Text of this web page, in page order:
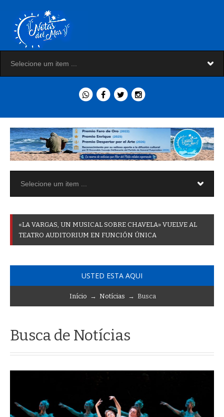
«LA VARGAS UN MUSICAL SOBRE CHAVELA» VUELVE AL
TEATRO AUDITORIUM EN FUNCIÓN ÚNICA
USTED ESTA AQUI
Início → Notícias → Busca
Busca de Notícias